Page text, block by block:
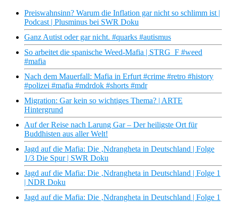
Preiswahnsinn? Warum die Inflation gar nicht so schlimm ist |
Podcast | Plusminus bei SWR Doku
Ganz Autist oder gar nicht. #quarks #autismus
So arbeitet die spanische Weed-Mafia | STRG_F #weed
#mafia
Nach dem Mauerfall: Mafia in Erfurt #crime #retro #history
#polizei #mafia #mdrdok #shorts #mdr
Migration: Gar kein so wichtiges Thema? | ARTE
Hintergrund
Auf der Reise nach Larung Gar – Der heiligste Ort für
Buddhisten aus aller Welt!
Jagd auf die Mafia: Die ‚Ndrangheta in Deutschland | Folge
1/3 Die Spur | SWR Doku
Jagd auf die Mafia: Die ‚Ndrangheta in Deutschland | Folge 1
| NDR Doku
Jagd auf die Mafia: Die ‚Ndrangheta in Deutschland | Folge 1